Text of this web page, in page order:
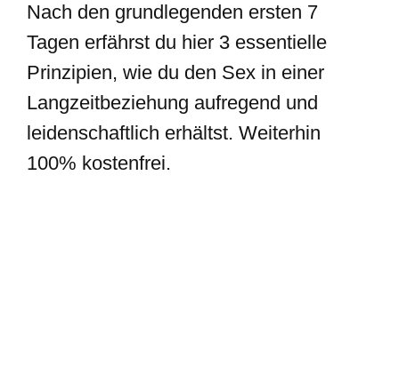
Nach den grundlegenden ersten 7
Tagen erfährst du hier 3 essentielle
Prinzipien, wie du den Sex in einer
Langzeitbeziehung aufregend und
leidenschaftlich erhältst. Weiterhin
100% kostenfrei.